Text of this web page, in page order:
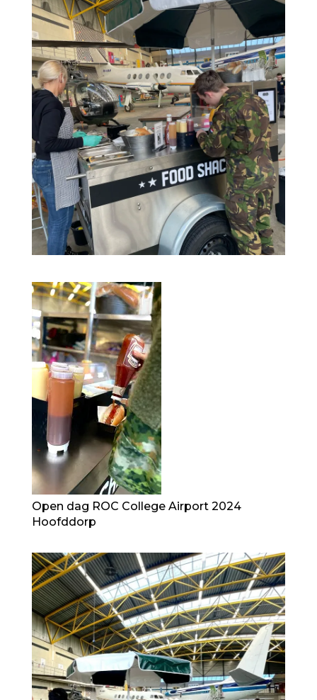
Open dag ROC College Airport 2024
Hoofddorp